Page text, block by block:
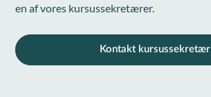
en af vores kursussekretærer.
Kontakt kursussekretær